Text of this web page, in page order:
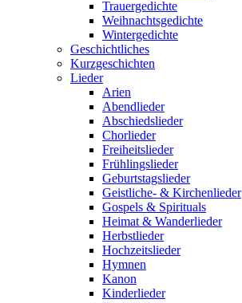
Trauergedichte
Weihnachtsgedichte
Wintergedichte
Geschichtliches
Kurzgeschichten
Lieder
Arien
Abendlieder
Abschiedslieder
Chorlieder
Freiheitslieder
Frühlingslieder
Geburtstagslieder
Geistliche- & Kirchenlieder
Gospels & Spirituals
Heimat & Wanderlieder
Herbstlieder
Hochzeitslieder
Hymnen
Kanon
Kinderlieder